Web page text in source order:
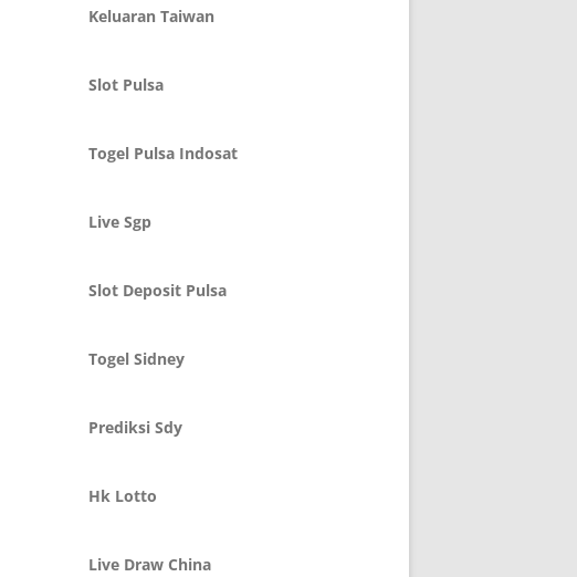
Keluaran Taiwan
Slot Pulsa
Togel Pulsa Indosat
Live Sgp
Slot Deposit Pulsa
Togel Sidney
Prediksi Sdy
Hk Lotto
Live Draw China